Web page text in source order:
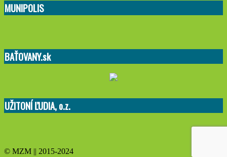
MUNIPOLIS
BAŤOVANY.sk
UŽITONÍ ĽUDIA, o.z.
© MZM || 2015-2024